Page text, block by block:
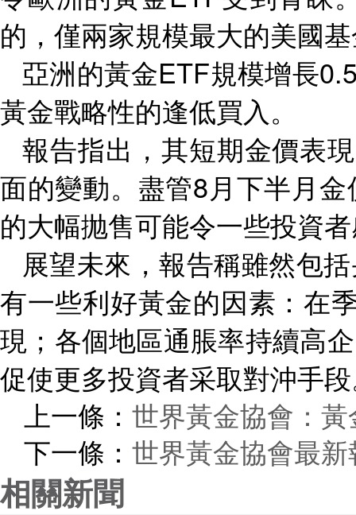
的，僅兩家規模最大的美國
亞洲的黃金ETF規模增長
黃金戰略性的逢低買入。
報告指出，其短期金價表
面的變動。盡管8月下半月
的大幅抛售可能令一些投資
展望未來，報告稱雖然包
有一些利好黃金的因素：在
現；各個地區通脹率持續高
促使更多投資者采取對沖手
上一條： 世界黃金協會：
下一條： 世界黃金協會最
相關新聞